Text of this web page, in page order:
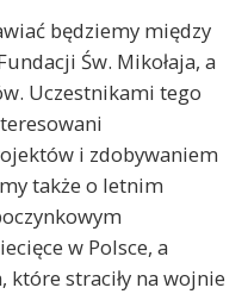
będziemy między
Św. Mikołaja, a
Uczestnikami tego
i zdobywaniem
także o letnim
w Polsce, a
straciły na wojnie